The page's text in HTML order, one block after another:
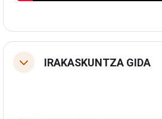
TolestuIRAKASKUNTZA GIDA